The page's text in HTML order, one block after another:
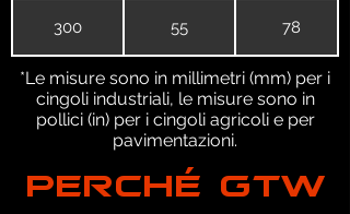
300 55 78
*Le misure sono in millimetri (mm) per i
cingoli industriali, le misure sono in
pollici (in) per i cingoli agricoli e per
pavimentazioni.
PERCHÉ GTW